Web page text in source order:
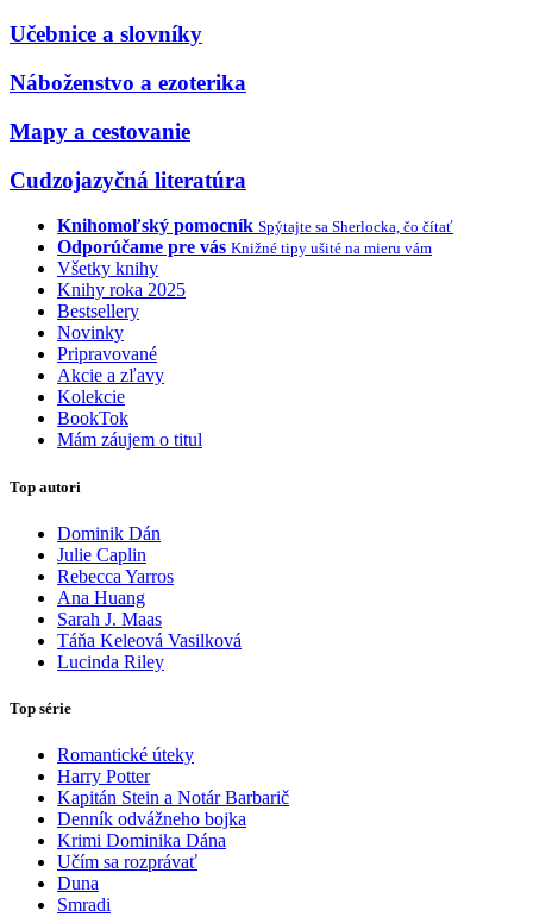
Učebnice a slovníky
Náboženstvo a ezoterika
Mapy a cestovanie
Cudzojazyčná literatúra
Knihomoľský pomocník Spýtajte sa Sherlocka, čo čítať
Odporúčame pre vás Knižné tipy ušité na mieru vám
Všetky knihy
Knihy roka 2025
Bestsellery
Novinky
Pripravované
Akcie a zľavy
Kolekcie
BookTok
Mám záujem o titul
Top autori
Dominik Dán
Julie Caplin
Rebecca Yarros
Ana Huang
Sarah J. Maas
Táňa Keleová Vasilková
Lucinda Riley
Top série
Romantické úteky
Harry Potter
Kapitán Stein a Notár Barbarič
Denník odvážneho bojka
Krimi Dominika Dána
Učím sa rozprávať
Duna
Smradi